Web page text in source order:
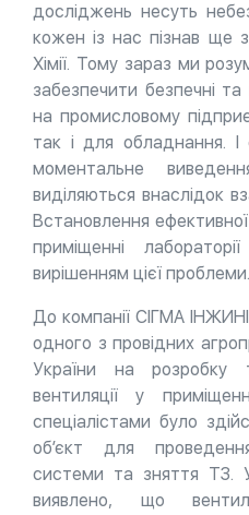
досліджень несуть
кожен із нас пізнав ще
Хімії. Тому зараз ми
забезпечити безпечні
на промисловому
так і для обладнання. І
моментальне
виділяються внаслідок
Встановлення
приміщенні
вирішенням цієї
До компанії СІГМА
одного з провідних
України на розробку
вентиляції у
спеціалістами було
об’єкт для
системи та зняття ТЗ.
виявлено, що